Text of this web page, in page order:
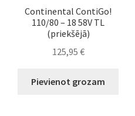
Continental ContiGo!
110/80 – 18 58V TL
(priekšējā)
125,95 €
Pievienot grozam